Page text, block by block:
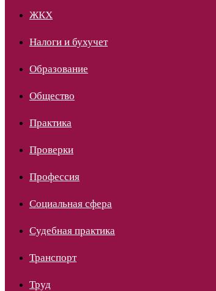
ЖКХ
Налоги и бухучет
Образование
Общество
Практика
Проверки
Профессия
Социальная сфера
Судебная практика
Транспорт
Труд